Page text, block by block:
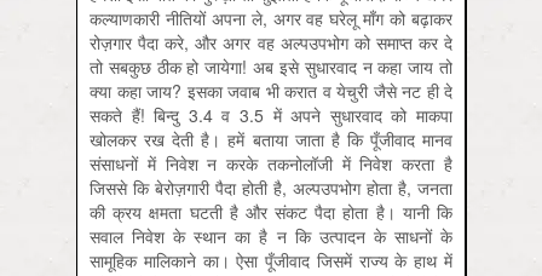
कल्याणकारी नीतियों अपना ले, अगर वह घरेलू माँग को बढ़ाकर
रोज़गार पैदा करे, और अगर वह अल्पउपभोग को समाप्त कर दे
तो सबकुछ ठीक हो जायेगा! अब इसे सुधारवाद न कहा जाय तो
क्या कहा जाय? इसका जवाब भी करात व येचुरी जैसे नट ही दे
सकते हैं! बिन्दु 3.4 व 3.5 में अपने सुधारवाद को माकपा
खोलकर रख देती है। हमें बताया जाता है कि पूँजीवाद मानव
संसाधनों में निवेश न करके तकनोलॉजी में निवेश करता है
जिससे कि बेरोज़गारी पैदा होती है, अल्पउपभोग होता है, जनता
की क्रय क्षमता घटती है और संकट पैदा होता है। यानी कि
सवाल निवेश के स्थान का है न कि उत्पादन के साधनों के
सामूहिक मालिकाने का। ऐसा पूँजीवाद जिसमें राज्य के हाथ में